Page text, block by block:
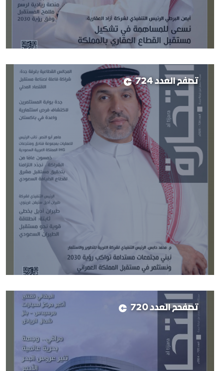
تصفح العدد 724
تصفحح العدد 720